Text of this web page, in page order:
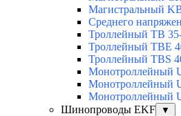
Магистральный
Среднего
Троллейный TB
Троллейный TBE
Троллейный TBS
Монотроллейный
Монотроллейный
Монотроллейный
Шинопроводы EKF
▼